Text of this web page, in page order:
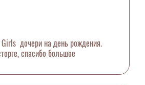
Girls дочери на день рождения.
спасибо большое